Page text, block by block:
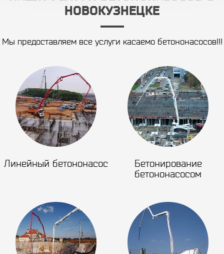
НОВОКУЗНЕЦКЕ
Мы предоставляем все услуги касаемо бетононасосов!!!
Линейный бетононасос
Бетонирование
бетононасосом